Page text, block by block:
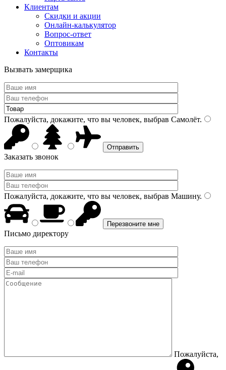
Клиентам
Скидки и акции
Онлайн-калькулятор
Вопрос-ответ
Оптовикам
Контакты
Вызвать замерщика
Пожалуйста, докажите, что вы человек, выбрав Самолёт.
Заказать звонок
Пожалуйста, докажите, что вы человек, выбрав Машину.
Письмо директору
Пожалуйста,